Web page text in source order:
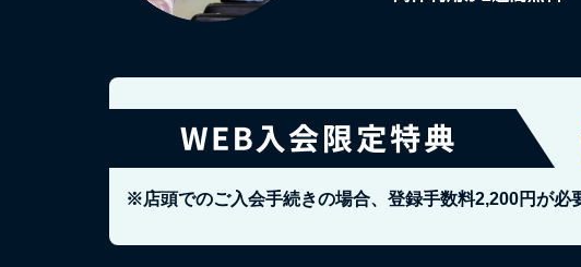
※店頭でのご入会手続きの場合、登録手数料2,200円が必